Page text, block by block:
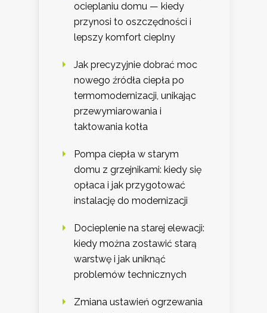
ocieplaniu domu — kiedy
przynosi to oszczędności i
lepszy komfort cieplny
Jak precyzyjnie dobrać moc
nowego źródła ciepła po
termomodernizacji, unikając
przewymiarowania i
taktowania kotła
Pompa ciepła w starym
domu z grzejnikami: kiedy się
opłaca i jak przygotować
instalację do modernizacji
Docieplenie na starej elewacji:
kiedy można zostawić starą
warstwę i jak uniknąć
problemów technicznych
Zmiana ustawień ogrzewania